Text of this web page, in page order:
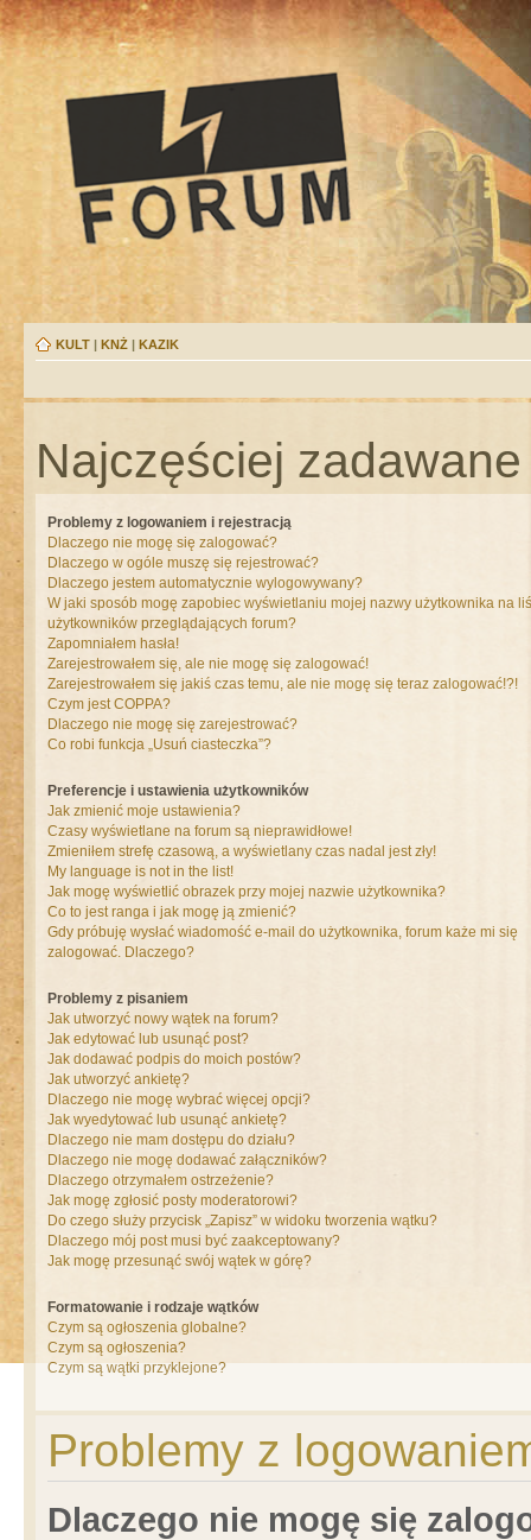
KULT | KNŻ | KAZIK
Najczęściej
Problemy z logowaniem i rejestracją
Dlaczego nie mogę się zalogować?
Dlaczego w ogóle muszę się rejestrować?
Dlaczego jestem automatycznie wylogowywany?
W jaki sposób mogę zapobiec wyświetlaniu mojej nazwy użytkownika na
użytkowników przeglądających forum?
Zapomniałem hasła!
Zarejestrowałem się, ale nie mogę się zalogować!
Zarejestrowałem się jakiś czas temu, ale nie mogę się teraz zalogować!?!
Czym jest COPPA?
Dlaczego nie mogę się zarejestrować?
Co robi funkcja „Usuń ciasteczka”?
Preferencje i ustawienia użytkowników
Jak zmienić moje ustawienia?
Czasy wyświetlane na forum są nieprawidłowe!
Zmieniłem strefę czasową, a wyświetlany czas nadal jest zły!
My language is not in the list!
Jak mogę wyświetlić obrazek przy mojej nazwie użytkownika?
Co to jest ranga i jak mogę ją zmienić?
Gdy próbuję wysłać wiadomość e-mail do użytkownika, forum każe mi się
zalogować. Dlaczego?
Problemy z pisaniem
Jak utworzyć nowy wątek na forum?
Jak edytować lub usunąć post?
Jak dodawać podpis do moich postów?
Jak utworzyć ankietę?
Dlaczego nie mogę wybrać więcej opcji?
Jak wyedytować lub usunąć ankietę?
Dlaczego nie mam dostępu do działu?
Dlaczego nie mogę dodawać załączników?
Dlaczego otrzymałem ostrzeżenie?
Jak mogę zgłosić posty moderatorowi?
Do czego służy przycisk „Zapisz” w widoku tworzenia wątku?
Dlaczego mój post musi być zaakceptowany?
Jak mogę przesunąć swój wątek w górę?
Formatowanie i rodzaje wątków
Czym są ogłoszenia globalne?
Czym są ogłoszenia?
Czym są wątki przyklejone?
Problemy z
Dlaczego nie mogę się